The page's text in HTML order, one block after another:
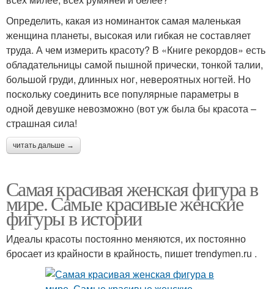
Определить, какая из номинанток самая маленькая
женщина планеты, высокая или гибкая не составляет
труда. А чем измерить красоту? В «Книге рекордов» есть
обладательницы самой пышной прически, тонкой талии,
большой груди, длинных ног, невероятных ногтей. Но
поскольку соединить все популярные параметры в
одной девушке невозможно (вот уж была бы красота –
страшная сила!
читать дальше →
Самая красивая женская фигура в
мире. Самые красивые женские
фигуры в истории
Идеалы красоты постоянно меняются, их постоянно
бросает из крайности в крайность, пишет trendymen.ru .